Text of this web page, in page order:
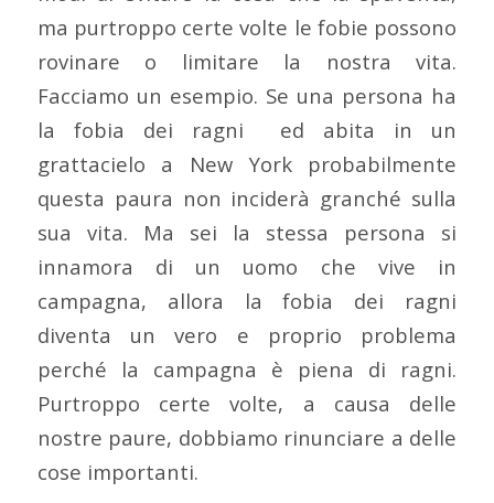
ma purtroppo certe volte le fobie possono
rovinare o limitare la nostra vita.
Facciamo un esempio. Se una persona ha
la fobia dei ragni ed abita in un
grattacielo a New York probabilmente
questa paura non inciderà granché sulla
sua vita. Ma sei la stessa persona si
innamora di un uomo che vive in
campagna, allora la fobia dei ragni
diventa un vero e proprio problema
perché la campagna è piena di ragni.
Purtroppo certe volte, a causa delle
nostre paure, dobbiamo rinunciare a delle
cose importanti.